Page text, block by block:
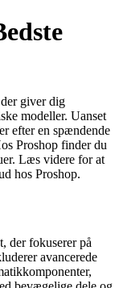
giver dig
modeller. Uanset
efter en spændende
Proshop finder du
Læs videre for at
hos Proshop.
der fokuserer på
avancerede